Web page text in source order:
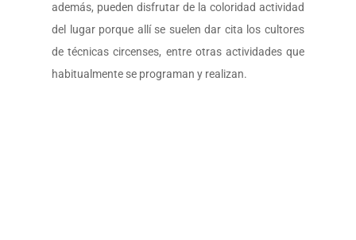
además, pueden disfrutar de la coloridad actividad
del lugar porque allí se suelen dar cita los cultores
de técnicas circenses, entre otras actividades que
habitualmente se programan y realizan.